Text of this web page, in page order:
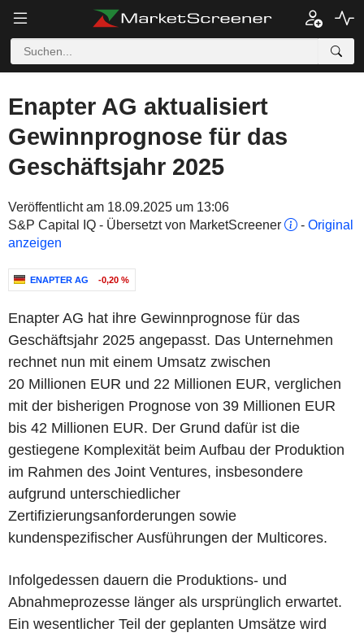
Enapter AG aktualisiert
Gewinnprognose für das
Geschäftsjahr 2025
Veröffentlicht am 18.09.2025 um 13:06
S&P Capital IQ - Übersetzt von MarketScreener
- Original
anzeigen
ENAPTER AG -0,20 %
Enapter AG hat ihre Gewinnprognose für das
Geschäftsjahr 2025 angepasst. Das Unternehmen
rechnet nun mit einem Umsatz zwischen
20 Millionen EUR und 22 Millionen EUR, verglichen
mit der bisherigen Prognose von 39 Millionen EUR
bis 42 Millionen EUR. Der Grund dafür ist die
gestiegene Komplexität beim Aufbau der Produktion
im Rahmen des Joint Ventures, insbesondere
aufgrund unterschiedlicher
Zertifizierungsanforderungen sowie
kundenspezifischer Ausführungen der Multicores.
Infolgedessen dauern die Produktions- und
Abnahmeprozesse länger als ursprünglich erwartet.
Ein wesentlicher Teil der geplanten Umsätze wird